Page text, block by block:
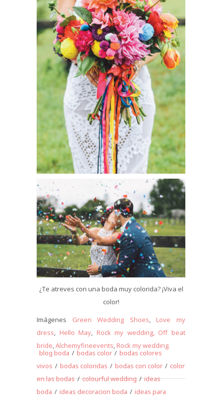
¿Te atreves con una boda muy colorida? ¡Viva el
color!
Imágenes Green Wedding Shoes
Love my
dress
Hello May Rock my wedding,
Off beat
bride Alchemyfineevents Rock my wedding.
blog boda / bodas color / bodas colores
vivos / bodas coloridas / bodas con color / color
en las bodas / colourful wedding / ideas
boda / ideas decoracion boda / ideas para